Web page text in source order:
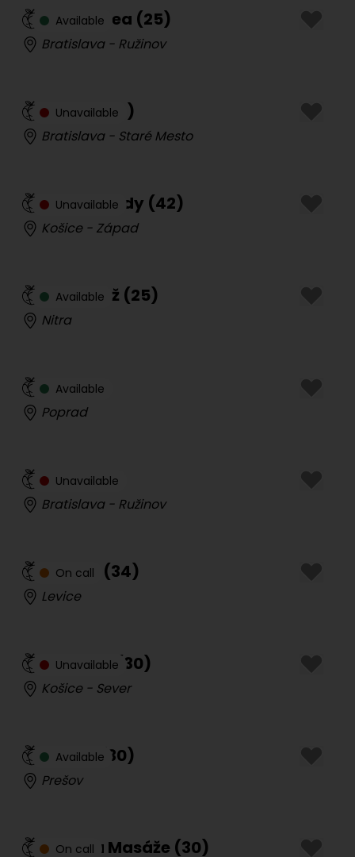
Available
Tantranea (25)
Bratislava - Ružinov
Unavailable
Ingrid (44 )
Bratislava - Staré Mesto
Unavailable
Sexy Blondy (42)
Košice - Západ
Available
Sima Sáž (25)
Nitra
Available
Sol(24)
Poprad
Unavailable
Táni(32)
Bratislava - Ružinov
On call
Candy (34)
Levice
Unavailable
Vášnivá ( 30)
Košice - Sever
Available
Raven ( 30)
Prešov
On call
Monika Masáže (30)